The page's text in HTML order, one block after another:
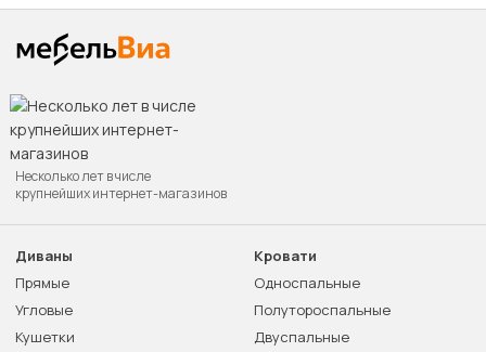
Несколько лет в числе
крупнейших интернет-магазинов
Диваны
Прямые
Угловые
Кушетки
Кровати
Односпальные
Полутороспальные
Двуспальные